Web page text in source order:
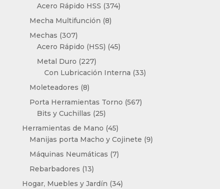
productos
Acero Rápido HSS 374374
Mecha Multifunción 88
Mechas 307307
productos
Acero Rápido (HSS) 4545
Metal Duro 227227
productos
Con Lubricación Interna 3333
Moleteadores 88
productos
Porta Herramientas Torno 567567
Bits y Cuchillas 2525
productos
Herramientas de Mano 4545
productos
Manijas porta Macho y Cojinete 99
Máquinas Neumáticas 77
Rebarbadores 1313
productos
Hogar, Muebles y Jardín 3434